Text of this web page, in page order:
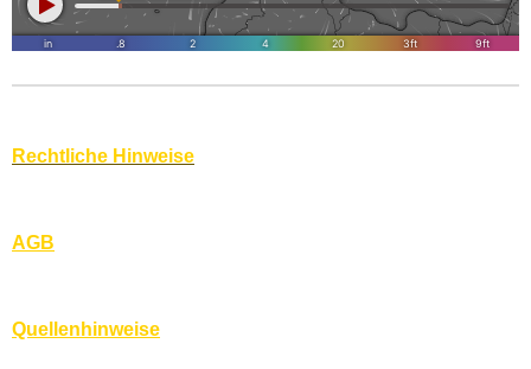
Rechtliche Hinweise
AGB
Quellenhinweise